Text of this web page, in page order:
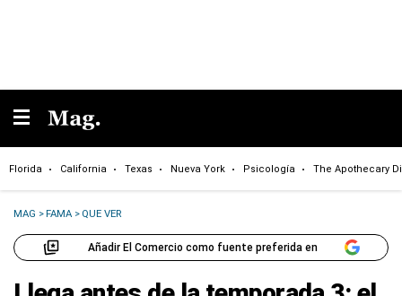
Florida California Texas Nueva York Psicología The Apothecary
MAG >FAMA > QUE VER
Añadir El Comercio como fuente preferida en